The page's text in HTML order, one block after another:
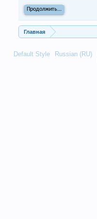
Продолжить...
Главная
Default Style Russian (RU)